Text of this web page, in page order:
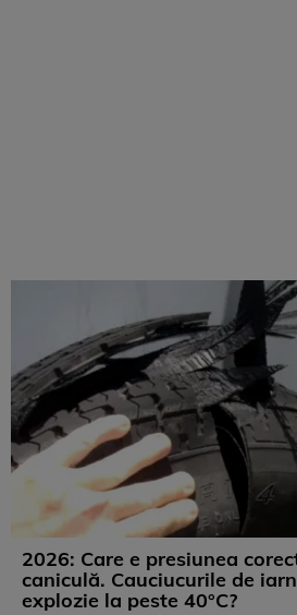
2026: Care e presiunea
caniculă. Cauciucurile de
explozie la peste 40°C?